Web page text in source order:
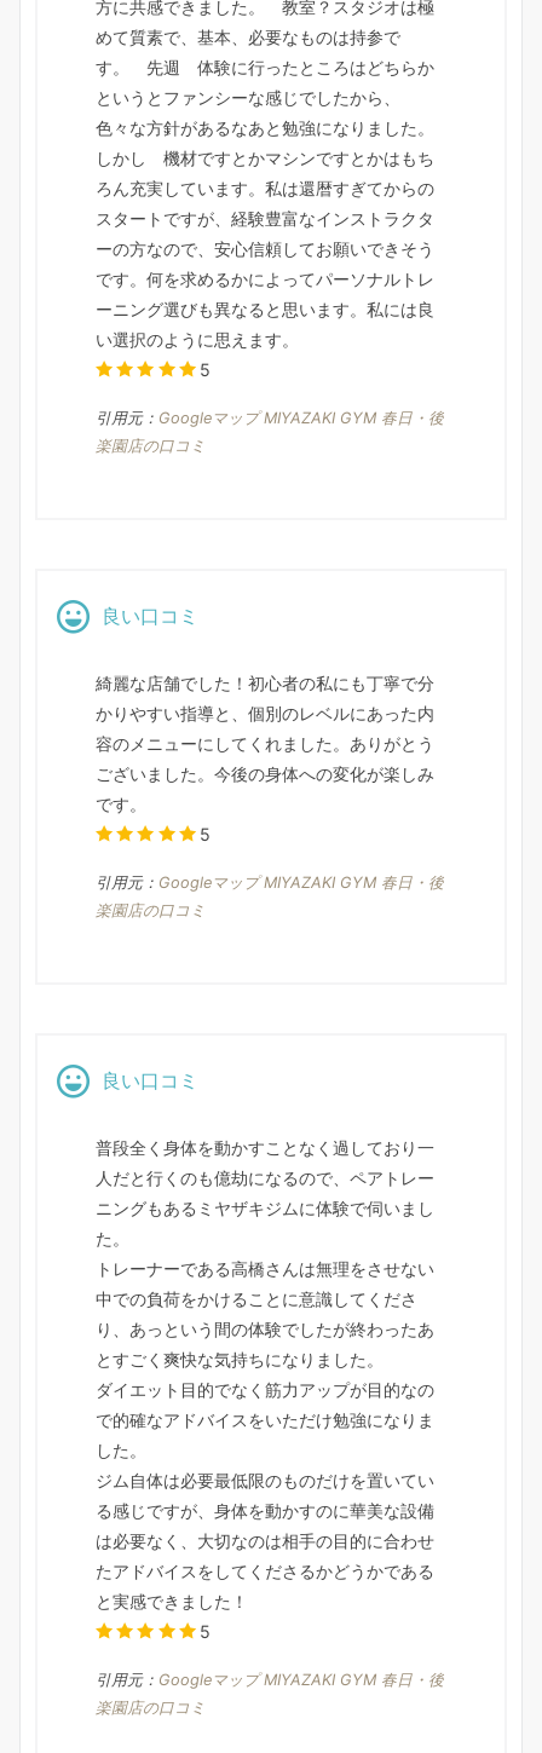
方に共感できました。 教室？スタジオは極
めて質素で、基本、必要なものは持参で
す。 先週 体験に行ったところはどちらか
というとファンシーな感じでしたから、
色々な方針があるなあと勉強になりました。
しかし 機材ですとかマシンですとかはもち
ろん充実しています。私は還暦すぎてからの
スタートですが、経験豊富なインストラクタ
ーの方なので、安心信頼してお願いできそう
です。何を求めるかによってパーソナルトレ
ーニング選びも異なると思います。私には良
い選択のように思えます。
5
引用元： Googleマップ MIYAZAKI GYM 春日・後
楽園店の口コミ
良い口コミ
綺麗な店舗でした！初心者の私にも丁寧で分
かりやすい指導と、個別のレベルにあった内
容のメニューにしてくれました。ありがとう
ございました。今後の身体への変化が楽しみ
です。
5
引用元： Googleマップ MIYAZAKI GYM 春日・後
楽園店の口コミ
良い口コミ
普段全く身体を動かすことなく過しており一
人だと行くのも億劫になるので、ペアトレー
ニングもあるミヤザキジムに体験で伺いまし
た。
トレーナーである高橋さんは無理をさせない
中での負荷をかけることに意識してくださ
り、あっという間の体験でしたが終わったあ
とすごく爽快な気持ちになりました。
ダイエット目的でなく筋力アップが目的なの
で的確なアドバイスをいただけ勉強になりま
した。
ジム自体は必要最低限のものだけを置いてい
る感じですが、身体を動かすのに華美な設備
は必要なく、大切なのは相手の目的に合わせ
たアドバイスをしてくださるかどうかである
と実感できました！
5
引用元： Googleマップ MIYAZAKI GYM 春日・後
楽園店の口コミ